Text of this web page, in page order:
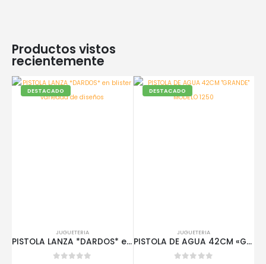
Productos vistos
recientemente
DESTACADO
JUGUETERIA
PISTOLA LANZA *DARDOS* en blister variedad de diseños
DESTACADO
JUGUETERIA
PISTOLA DE AGUA 42CM «GRANDE» MODELO 1250